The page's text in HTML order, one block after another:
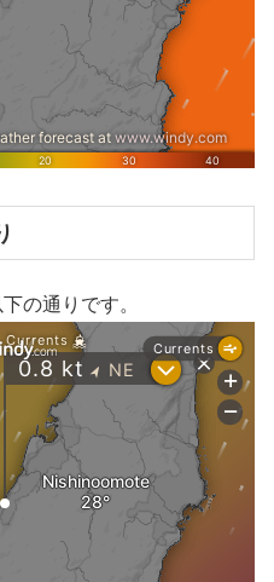
の通りです。